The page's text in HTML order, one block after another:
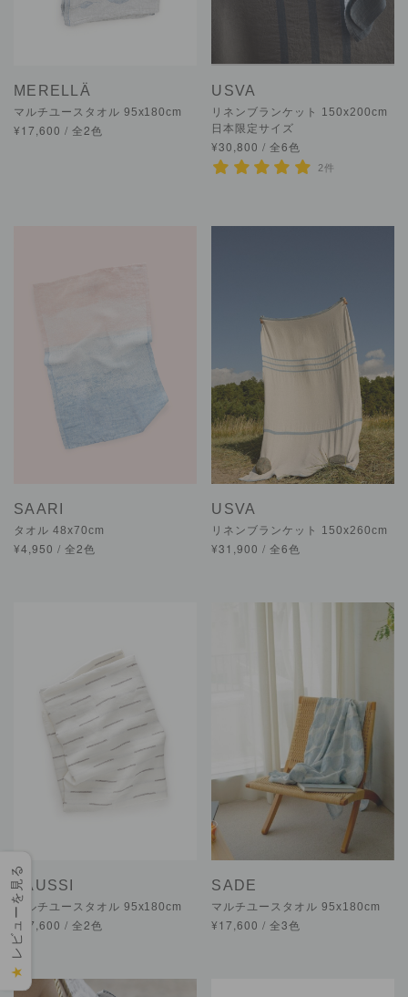
MERELLÄ
マルチユースタオル 95x180cm
¥17,600 / 全2色
USVA
リネンブランケット 150x200cm
日本限定サイズ
¥30,800 / 全6色
2件
SAARI
タオル 48x70cm
¥4,950 / 全2色
USVA
リネンブランケット 150x260cm
¥31,900 / 全6色
PAUSSI
マルチユースタオル 95x180cm
¥17,600 / 全2色
SADE
マルチユースタオル 95x180cm
¥17,600 / 全3色
★
レビューを見る